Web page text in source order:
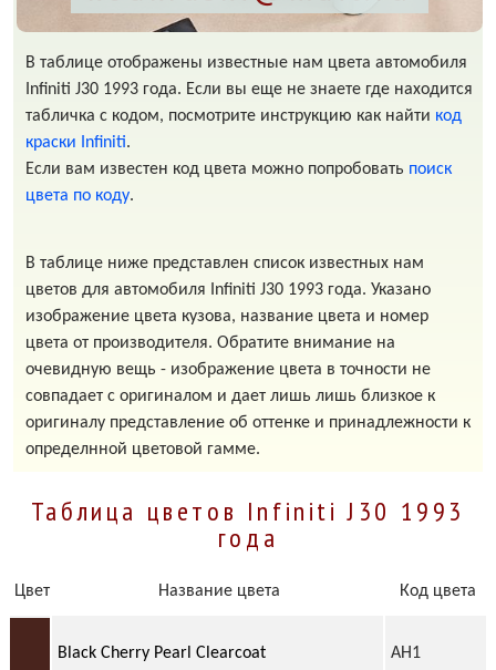
В таблице отображены известные нам цвета автомобиля
Infiniti J30 1993 года. Если вы еще не знаете где находится
табличка с кодом, посмотрите инструкцию как найти код
краски Infiniti.
Если вам известен код цвета можно попробовать поиск
цвета по коду.
В таблице ниже представлен список известных нам
цветов для автомобиля Infiniti J30 1993 года. Указано
изображение цвета кузова, название цвета и номер
цвета от производителя. Обратите внимание на
очевидную вещь - изображение цвета в точности не
совпадает с оригиналом и дает лишь лишь близкое к
оригиналу представление об оттенке и принадлежности к
определнной цветовой гамме.
Таблица цветов Infiniti J30 1993
года
Цвет Название цвета Код цвета
Black Cherry Pearl Clearcoat AH1